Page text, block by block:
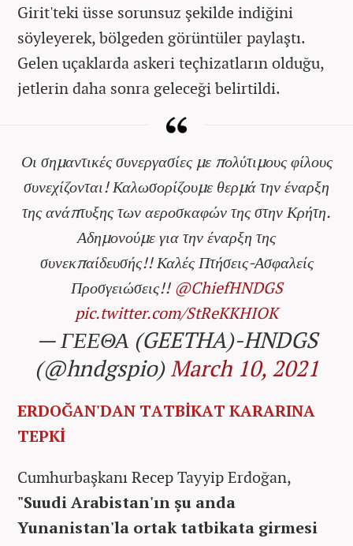
Girit'teki üsse sorunsuz şekilde indiğini
söyleyerek, bölgeden görüntüler paylaştı.
Gelen uçaklarda askeri teçhizatların olduğu,
jetlerin daha sonra geleceği belirtildi.
Οι σημαντικές συνεργασίες με πολύτιμους φίλους
συνεχίζονται! Καλωσορίζουμε θερμά την έναρξη
της ανάπτυξης των αεροσκαφών της στην Κρήτη.
Αδημονούμε για την έναρξη της
συνεκπαίδευσής!! Καλές Πτήσεις-Ασφαλείς
Προσγειώσεις!! @ChiefHNDGS
pic.twitter.com/StReKKHIOK
— ΓΕΕΘΑ (GEETHA)-HNDGS
(@hndgspio)March 10, 2021
ERDOĞAN'DAN TATBİKAT KARARINA
TEPKİ
Cumhurbaşkanı Recep Tayyip Erdoğan,
"Suudi Arabistan'ın şu anda
Yunanistan'la ortak tatbikata girmesi